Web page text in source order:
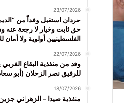
23/07/2026
حردان استقبل وفداً من
حق ثابت وخيار لا رجعة عنه
الفلسطينيين أولوية ولا أمان
22/07/2026
وفد من منفذية البقاع
للرفيق نصر الزحلان (أبو
18/07/2026
منفذية صيدا – الزهراني